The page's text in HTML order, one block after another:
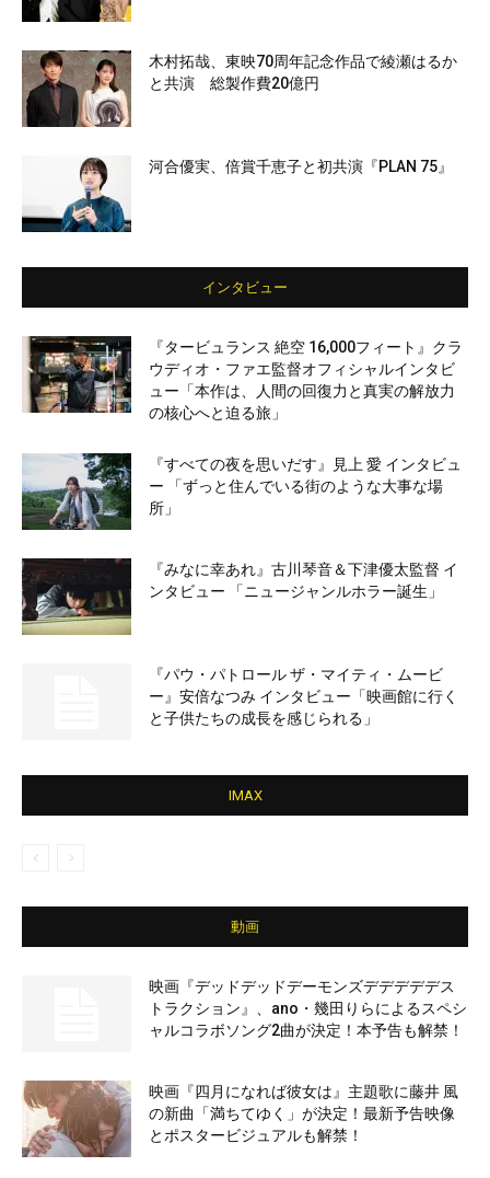
木村拓哉、東映70周年記念作品で綾瀬はるか
と共演 総製作費20億円
河合優実、倍賞千恵子と初共演『PLAN 75』
インタビュー
『タービュランス 絶空 16,000フィート』クラ
ウディオ・ファエ監督オフィシャルインタビ
ュー「本作は、人間の回復力と真実の解放力
の核心へと迫る旅」
『すべての夜を思いだす』見上 愛 インタビュ
ー 「ずっと住んでいる街のような大事な場
所」
『みなに幸あれ』古川琴音＆下津優太監督 イ
ンタビュー 「ニュージャンルホラー誕生」
『パウ・パトロール ザ・マイティ・ムービ
ー』安倍なつみ インタビュー「映画館に行く
と子供たちの成長を感じられる」
IMAX
動画
映画『デッドデッドデーモンズデデデデデス
トラクション』、ano・幾田りらによるスペシ
ャルコラボソング2曲が決定！本予告も解禁！
映画『四月になれば彼女は』主題歌に藤井 風
の新曲「満ちてゆく」が決定！最新予告映像
とポスタービジュアルも解禁！